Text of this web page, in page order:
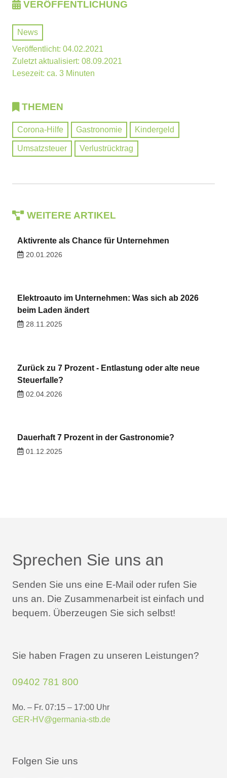
VERÖFFENTLICHUNG
News
Veröffentlicht: 04.02.2021
Zuletzt aktualisiert: 08.09.2021
Lesezeit: ca. 3 Minuten
THEMEN
Corona-Hilfe Gastronomie Kindergeld
Umsatzsteuer Verlustrücktrag
WEITERE ARTIKEL
Aktivrente als Chance für Unternehmen
20.01.2026
Elektroauto im Unternehmen: Was sich ab 2026
beim Laden ändert
28.11.2025
Zurück zu 7 Prozent - Entlastung oder alte neue
Steuerfalle?
02.04.2026
Dauerhaft 7 Prozent in der Gastronomie?
01.12.2025
Sprechen Sie uns an
Senden Sie uns eine E-Mail oder rufen Sie
uns an. Die Zusammenarbeit ist einfach und
bequem. Überzeugen Sie sich selbst!
Sie haben Fragen zu unseren Leistungen?
09402 781 800
Mo. – Fr. 07:15 – 17:00 Uhr
GER-HV@germania-stb.de
Folgen Sie uns